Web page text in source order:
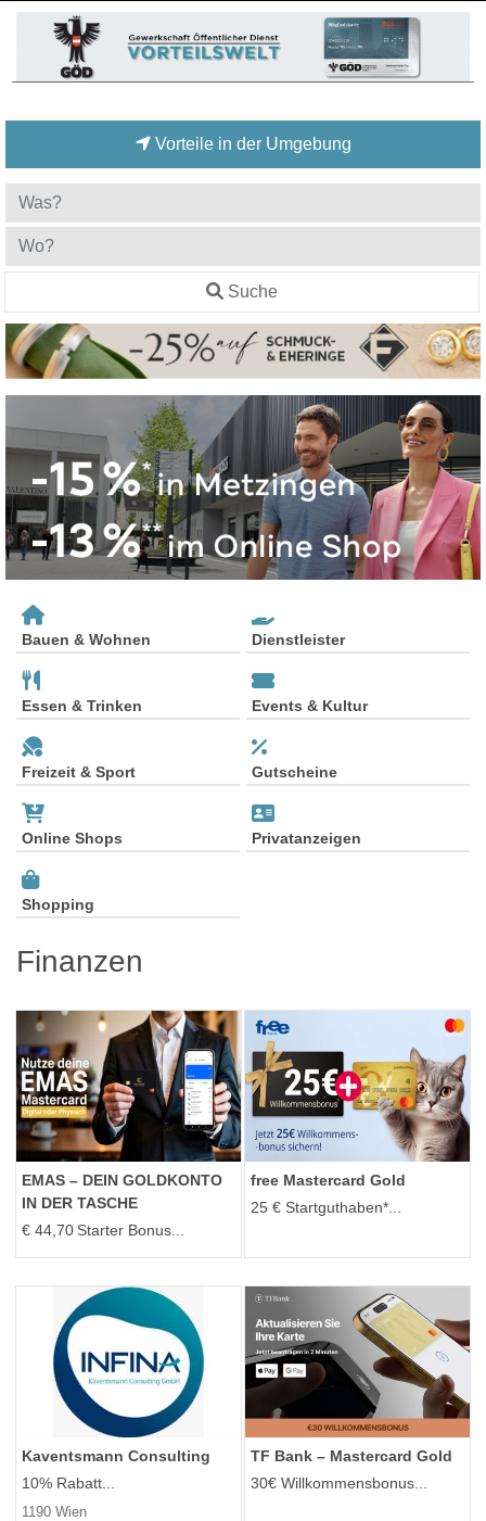
Vorteile in der Umgebung
Suche
Bauen & Wohnen Dienstleister
Essen & Trinken Events & Kultur
Freizeit & Sport Gutscheine
Online Shops Privatanzeigen
Shopping
Finanzen
EMAS – DEIN GOLDKONTO
IN DER TASCHE
€ 44,70 Starter Bonus...
free Mastercard Gold
25 € Startguthaben*...
Kaventsmann Consulting
10% Rabatt...
1190 Wien
TF Bank – Mastercard Gold
30€ Willkommensbonus...